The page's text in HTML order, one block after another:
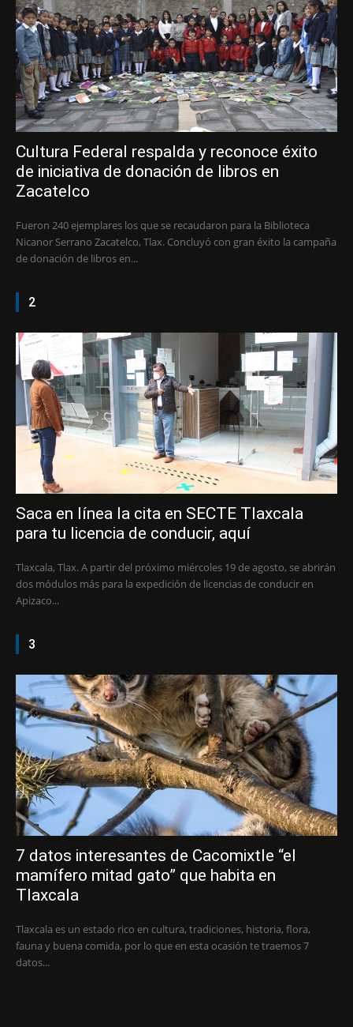
Cultura Federal respalda y reconoce éxito
de iniciativa de donación de libros en
Zacatelco
Fueron 240 ejemplares los que se recaudaron para la Biblioteca
Nicanor Serrano Zacatelco, Tlax. Concluyó con gran éxito la campaña
de donación de libros en...
2
Saca en línea la cita en SECTE Tlaxcala
para tu licencia de conducir, aquí
Tlaxcala, Tlax. A partir del próximo miércoles 19 de agosto, se abrirán
dos módulos más para la expedición de licencias de conducir en
Apizaco...
3
7 datos interesantes de Cacomixtle “el
mamífero mitad gato” que habita en
Tlaxcala
Tlaxcala es un estado rico en cultura, tradiciones, historia, flora,
fauna y buena comida, por lo que en esta ocasión te traemos 7
datos...